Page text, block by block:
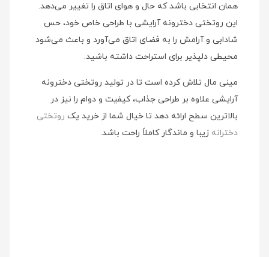
همان انتخابی باشد که حال و هوای اتاق را تغییر می‌دهد.
این روتختی دخترونه آرایشی با طراحی خاص خود، حس
شادابی و آرامش را به فضای اتاق می‌آورد و باعث می‌شود
محیطی دلپذیر برای استراحت داشته باشید.
مینی مال تلاش کرده است تا در تولید روتختی دخترونه
آرایشی علاوه بر طراحی جذاب، کیفیت و دوام را نیز در
بالاترین سطح ارائه دهد تا خیال شما از خرید یک روتختی
دخترانه زیبا و ماندگار کاملاً راحت باشد.